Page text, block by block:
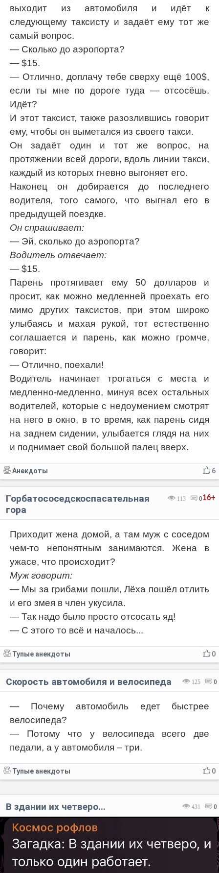
выходит из автомобиля и идёт к
следующему таксисту и задаёт ему тот же
самый вопрос.
— Сколько до аэропорта?
— $15.
— Отлично, доплачу тебе сверху ещё 100$,
если ты мне по дороге туда — отсосёшь.
Идёт?
И этот таксист, также разозлившись говорит
ему, чтобы он выметался из своего такси.
Он задаёт один и тот же вопрос, на
протяжении всей дороги, вдоль линии такси,
каждый из которых гневно выгоняет его.
Наконец он добирается до последнего
водителя, того самого, что выгнал его в
предыдущей поездке.
Он спрашивает:
— Эй, сколько до аэропорта?
Водитель отвечает:
— $15.
Парень протягивает ему 50 долларов и
просит, как можно медленней проехать его
мимо других таксистов, при этом широко
улыбаясь и махая рукой, тот естественно
соглашается и парень, как можно громче,
говорит:
— Отлично, поехали!
Водитель начинает трогаться с места и
медленно-медленно, минуя всех остальных
водителей, которые с недоумением смотрят
на него в окно, в то время, как парень сидя
на заднем сидении, улыбается глядя на них
и поднимает свой большой палец вверх.
6
Анекдоты
16+
113 0
Горбатососедскоспасательная
гора
Приходит жена домой, а там муж с соседом
чем-то непонятным занимаются. Жена в
ужасе, что происходит?
Муж говорит:
— Мы за грибами пошли, Лёха пошёл отлить
и его змея в член укусила.
— Так надо было просто отсосать яд!
— С этого то всё и началось...
0
Тупые анекдоты
125 0
Скорость автомобиля и велосипеда
— Почему автомобиль едет быстрее
велосипеда?
— Потому что у велосипеда всего две
педали, а у автомобиля – три.
0
Тупые анекдоты
431 0
В здании их четверо...